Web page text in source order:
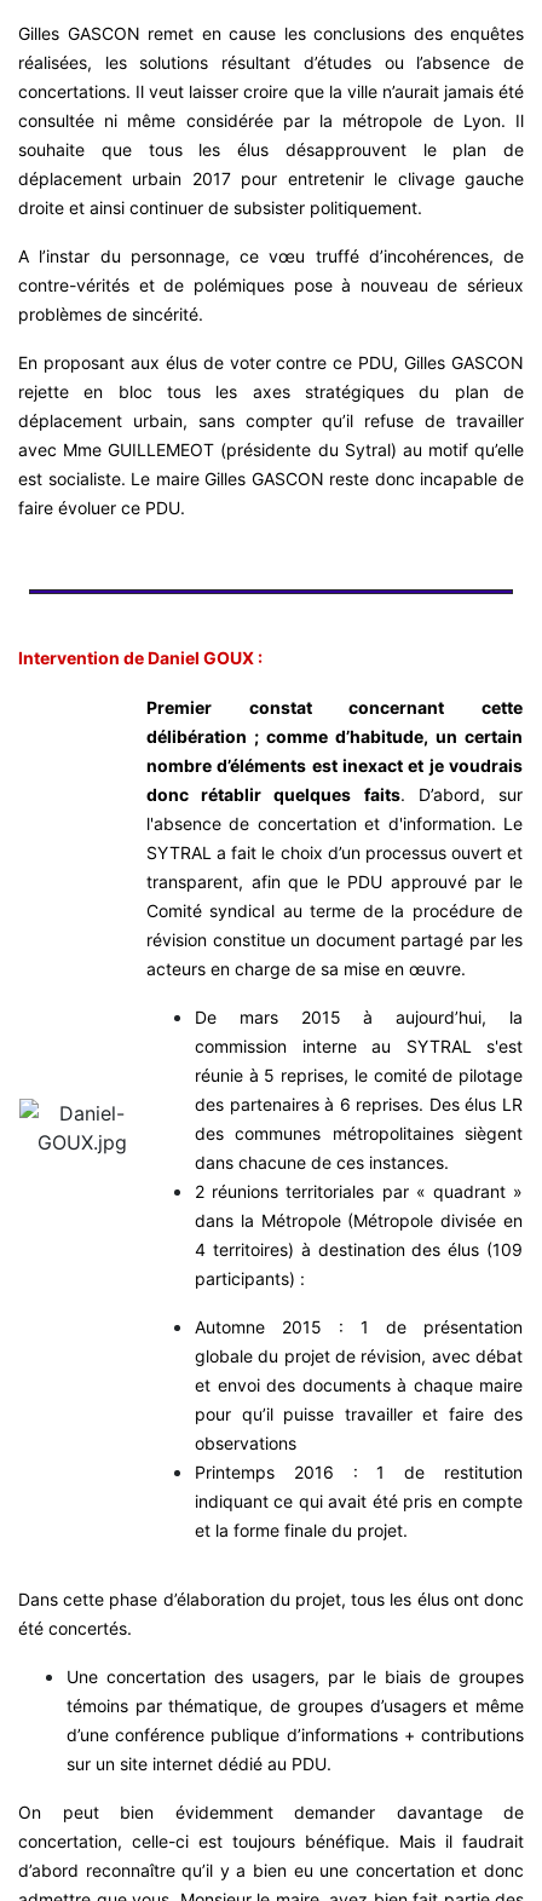
Gilles GASCON remet en cause les conclusions des enquêtes
réalisées, les solutions résultant d’études ou l’absence de
concertations. Il veut laisser croire que la ville n’aurait jamais été
consultée ni même considérée par la métropole de Lyon. Il
souhaite que tous les élus désapprouvent le plan de
déplacement urbain 2017 pour entretenir le clivage gauche
droite et ainsi continuer de subsister politiquement.
A l’instar du personnage, ce vœu truffé d’incohérences, de
contre-vérités et de polémiques pose à nouveau de sérieux
problèmes de sincérité.
En proposant aux élus de voter contre ce PDU, Gilles GASCON
rejette en bloc tous les axes stratégiques du plan de
déplacement urbain, sans compter qu’il refuse de travailler
avec Mme GUILLEMEOT (présidente du Sytral) au motif qu’elle
est socialiste. Le maire Gilles GASCON reste donc incapable de
faire évoluer ce PDU.
Intervention de Daniel GOUX :
Premier constat concernant cette
délibération ; comme d’habitude, un certain
nombre d’éléments est inexact et je voudrais
donc rétablir quelques faits. D’abord, sur
l'absence de concertation et d'information. Le
SYTRAL a fait le choix d’un processus ouvert et
transparent, afin que le PDU approuvé par le
Comité syndical au terme de la procédure de
révision constitue un document partagé par les
acteurs en charge de sa mise en œuvre.
De mars 2015 à aujourd’hui, la
commission interne au SYTRAL s'est
réunie à 5 reprises, le comité de pilotage
des partenaires à 6 reprises. Des élus LR
des communes métropolitaines siègent
dans chacune de ces instances.
2 réunions territoriales par « quadrant »
dans la Métropole (Métropole divisée en
4 territoires) à destination des élus (109
participants) :
Automne 2015 : 1 de présentation
globale du projet de révision, avec débat
et envoi des documents à chaque maire
pour qu’il puisse travailler et faire des
observations
Printemps 2016 : 1 de restitution
indiquant ce qui avait été pris en compte
et la forme finale du projet.
Dans cette phase d’élaboration du projet, tous les élus ont donc
été concertés.
Une concertation des usagers, par le biais de groupes
témoins par thématique, de groupes d’usagers et même
d’une conférence publique d’informations + contributions
sur un site internet dédié au PDU.
On peut bien évidemment demander davantage de
concertation, celle-ci est toujours bénéfique. Mais il faudrait
d’abord reconnaître qu’il y a bien eu une concertation et donc